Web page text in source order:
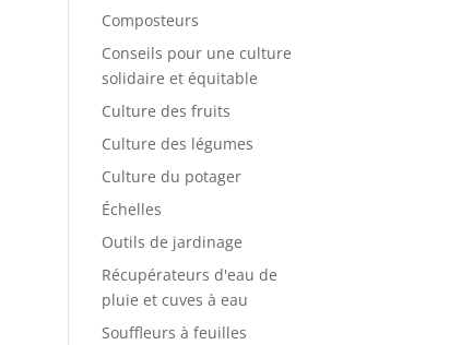
Composteurs
Conseils pour une culture
solidaire et équitable
Culture des fruits
Culture des légumes
Culture du potager
Échelles
Outils de jardinage
Récupérateurs d'eau de
pluie et cuves à eau
Souffleurs à feuilles